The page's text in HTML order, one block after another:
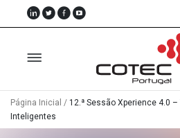
Página Inicial / 12.ª Sessão Xperience 4.0
Inteligentes